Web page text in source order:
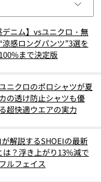
デニム】vsユニクロ・無
感ロングパンツ”3選を
まで決定版
ニクロのポロシャツが夏
の透け防止シャツも優
超快適ウエアの実力
解説するSHOEIの最新
？浮き上がり13%減で
ルフェイス